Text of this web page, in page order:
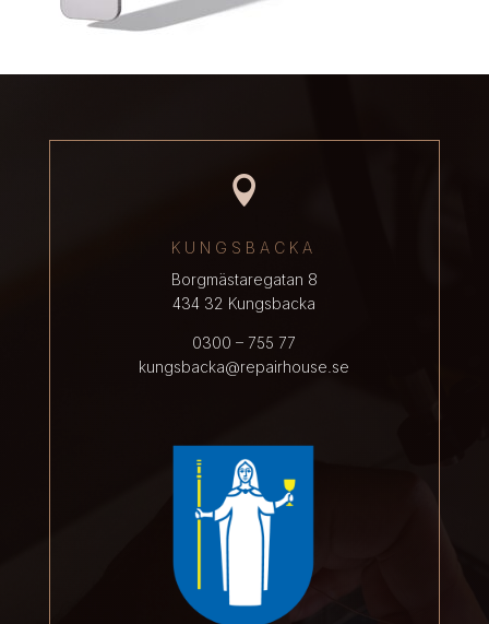

KUNGSBACKA
Borgmästaregatan 8
434 32 Kungsbacka
0300 – 755 77
kungsbacka@repairhouse.se